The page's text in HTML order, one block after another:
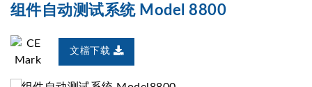
组件自动测试系统 Model 8800
文檔下载